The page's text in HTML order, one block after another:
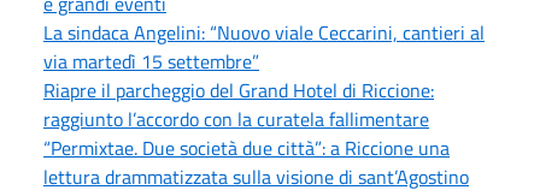
La sindaca Angelini: “Nuovo viale Ceccarini, cantieri al
via martedì 15 settembre”
Riapre il parcheggio del Grand Hotel di Riccione:
raggiunto l’accordo con la curatela fallimentare
“Permixtae. Due società due città”: a Riccione una
lettura drammatizzata sulla visione di sant’Agostino